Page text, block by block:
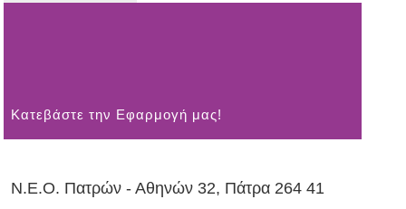
Kατεβάστε την Εφαρμογή μας!
Ν.Ε.Ο. Πατρών - Αθηνών 32, Πάτρα 264 41